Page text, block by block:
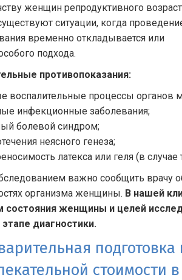
женщин репродуктивного
ситуации, когда
временно откладывается или
подхода.
противопоказания:
воспалительные процессы органов
инфекционные заболевания;
болевой синдром;
неясного генеза;
латекса или геля (в
важно сообщить врачу
организма женщины. В нашей
состояния женщины и целей
диагностики.
стоимости